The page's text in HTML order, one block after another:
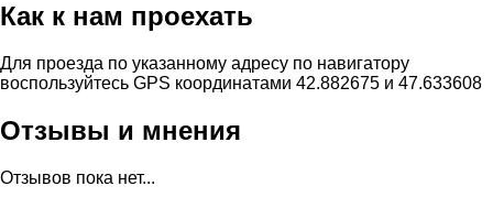
Как к нам проехать
Для проезда по указанному адресу по навигатору
воспользуйтесь GPS координатами 42.882675 и 47.633608
Отзывы и мнения
Отзывов пока нет...